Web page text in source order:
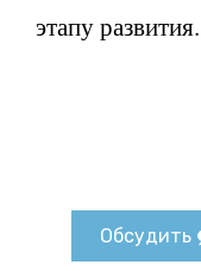
этапу развития.
Обсудить